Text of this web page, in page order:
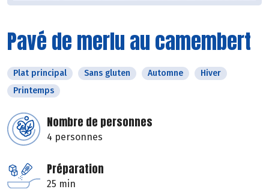
Pavé de merlu au camembert
Plat principal Sans gluten Automne
Hiver
Printemps
Nombre de personnes
4 personnes
Préparation
25 min